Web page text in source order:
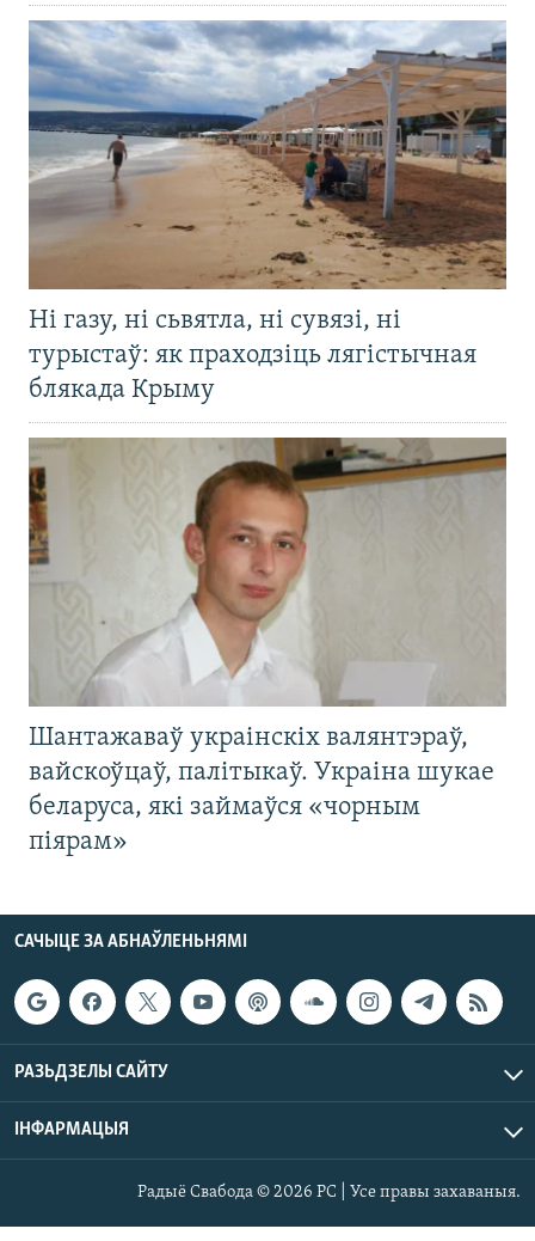
Ні газу, ні сьвятла, ні сувязі, ні
турыстаў: як праходзіць лягістычная
блякада Крыму
Шантажаваў украінскіх валянтэраў,
вайскоўцаў, палітыкаў. Украіна шукае
беларуса, які займаўся «чорным
піярам»
САЧЫЦЕ ЗА АБНАЎЛЕНЬНЯМІ
РАЗЬДЗЕЛЫ САЙТУ
ІНФАРМАЦЫЯ
Радыё Свабода © 2026 РС | Усе правы захаваныя.